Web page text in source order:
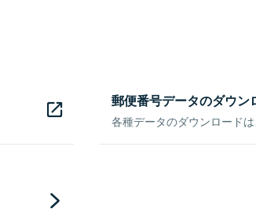
郵便番号データのダウン
各種データのダウンロード